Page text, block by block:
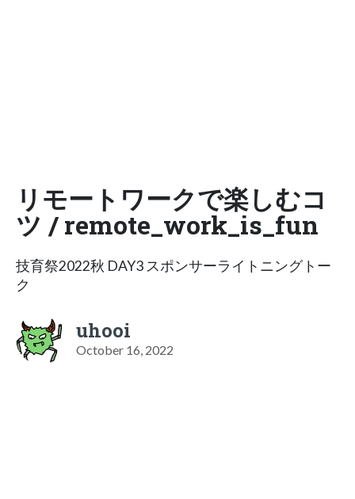
リモートワークで楽しむコ
ツ / remote_work_is_fun
技育祭2022秋 DAY3 スポンサーライトニングトー
ク
uhooi
October 16, 2022